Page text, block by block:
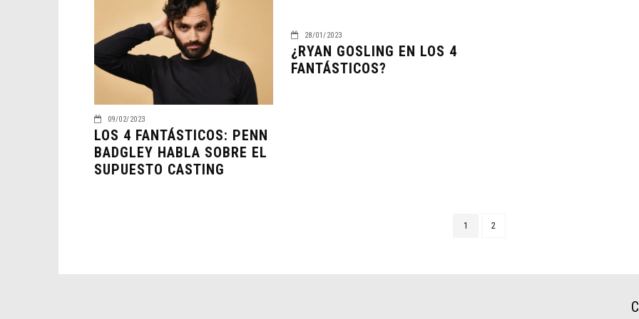
09/02/2023
LOS 4 FANTÁSTICOS: PENN
BADGLEY HABLA SOBRE EL
SUPUESTO CASTING
28/01/2023
¿RYAN GOSLING EN LOS 4
FANTÁSTICOS?
1 2